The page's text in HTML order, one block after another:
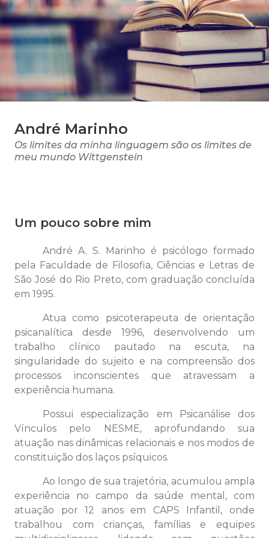
André Marinho
Os limites da minha linguagem são os limites de
meu mundo Wittgenstein
Um pouco sobre mim
André A. S. Marinho é psicólogo formado
pela Faculdade de Filosofia, Ciências e Letras de
São José do Rio Preto, com graduação concluída
em 1995.
Atua como psicoterapeuta de orientação
psicanalítica desde 1996, desenvolvendo um
trabalho clínico pautado na escuta, na
singularidade do sujeito e na compreensão dos
processos inconscientes que atravessam a
experiência humana.
Possui especialização em Psicanálise dos
Vínculos pelo NESME, aprofundando sua
atuação nas dinâmicas relacionais e nos modos de
constituição dos laços psíquicos.
Ao longo de sua trajetória, acumulou ampla
experiência no campo da saúde mental, com
atuação por 12 anos em CAPS Infantil, onde
trabalhou com crianças, famílias e equipes